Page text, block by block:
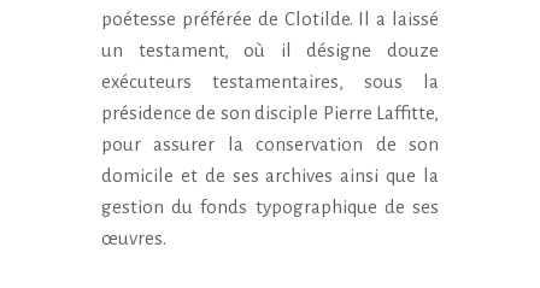
poétesse préférée de Clotilde. Il a laissé
un testament, où il désigne douze
exécuteurs testamentaires, sous la
présidence de son disciple Pierre Laffitte,
pour assurer la conservation de son
domicile et de ses archives ainsi que la
gestion du fonds typographique de ses
œuvres.